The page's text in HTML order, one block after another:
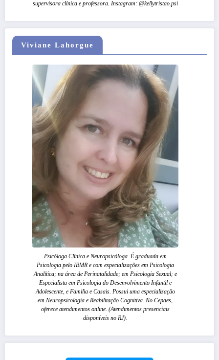
supervisora clínica e professora. Instagram: @kellytristao.psi
Viviane Lahorgue
Psicóloga Clínica e Neuropsicóloga. É graduada em
Psicologia pelo IBMR e com especializações em Psicologia
Analítica; na área de Perinatalidade; em Psicologia Sexual; e
Especialista em Psicologia do Desenvolvimento Infantil e
Adolescente, e Familia e Casais. Possui uma especialização
em Neuropsicologia e Reabilitação Cognitiva. No Cepaes,
oferece atendimentos online. (Atendimentos presenciais
disponíveis no RJ).